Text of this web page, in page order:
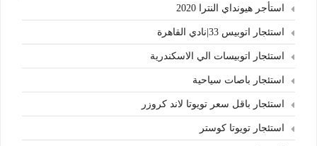
استأجر هيونداي النترا 2020
استئجار اتوبيس 33|نادي القاهرة
استئجار اتوبيسات الي الاسكندرية
استئجار باصات سياحية
استئجار باقل سعر تويوتا لاند كروزر
استئجار تويوتا كوستر